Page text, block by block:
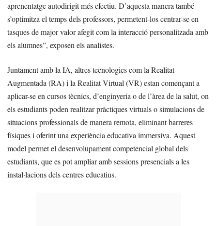
aprenentatge autodirigit més efectiu. D’aquesta manera també
s’optimitza el temps dels professors, permetent-los centrar-se en
tasques de major valor afegit com la interacció personalitzada amb
els alumnes”, exposen els analistes.
Juntament amb la IA, altres tecnologies com la Realitat
Augmentada (RA) i la Realitat Virtual (VR) estan començant a
aplicar-se en cursos tècnics, d’enginyeria o de l’àrea de la salut, on
els estudiants poden realitzar pràctiques virtuals o simulacions de
situacions professionals de manera remota, eliminant barreres
físiques i oferint una experiència educativa immersiva. Aquest
model permet el desenvolupament competencial global dels
estudiants, que es pot ampliar amb sessions presencials a les
instal·lacions dels centres educatius.